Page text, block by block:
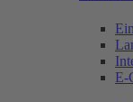
E-